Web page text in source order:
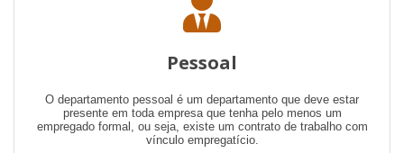
Pessoal
O departamento pessoal é um departamento que deve estar
presente em toda empresa que tenha pelo menos um
empregado formal, ou seja, existe um contrato de trabalho com
vínculo empregatício.